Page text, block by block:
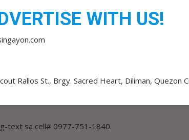
dahil sa sundalo pa lang ay wala pa sa kalahati
binatbat ang Pilipinas.
mga produkto ng China na nakakalat sa iba’t
noong araw, sana nga.
text sa cell# 0977-751-1840.
WITH US!
Rallos St., Brgy. Sacred Heart, Diliman, Quezon